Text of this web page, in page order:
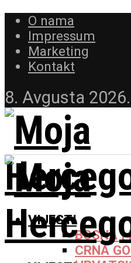
O nama
Impressum
Marketing
Kontakt
8. Avgusta 2026.
VIJESTI
BOSNA I
CRNA